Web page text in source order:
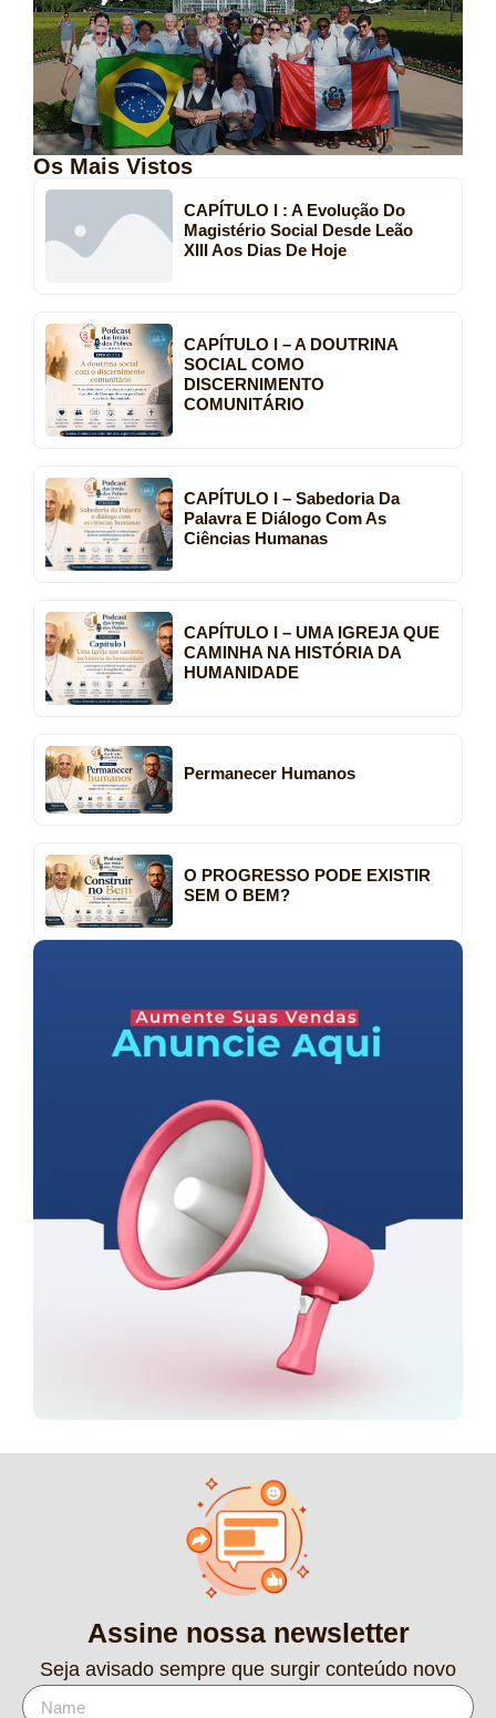
Os Mais Vistos
CAPÍTULO I : A Evolução Do
Magistério Social Desde Leão
XIII Aos Dias De Hoje
CAPÍTULO I – A DOUTRINA
SOCIAL COMO
DISCERNIMENTO
COMUNITÁRIO
CAPÍTULO I – Sabedoria Da
Palavra E Diálogo Com As
Ciências Humanas
CAPÍTULO I – UMA IGREJA QUE
CAMINHA NA HISTÓRIA DA
HUMANIDADE
Permanecer Humanos
O PROGRESSO PODE EXISTIR
SEM O BEM?
Assine nossa newsletter
Seja avisado sempre que surgir conteúdo novo